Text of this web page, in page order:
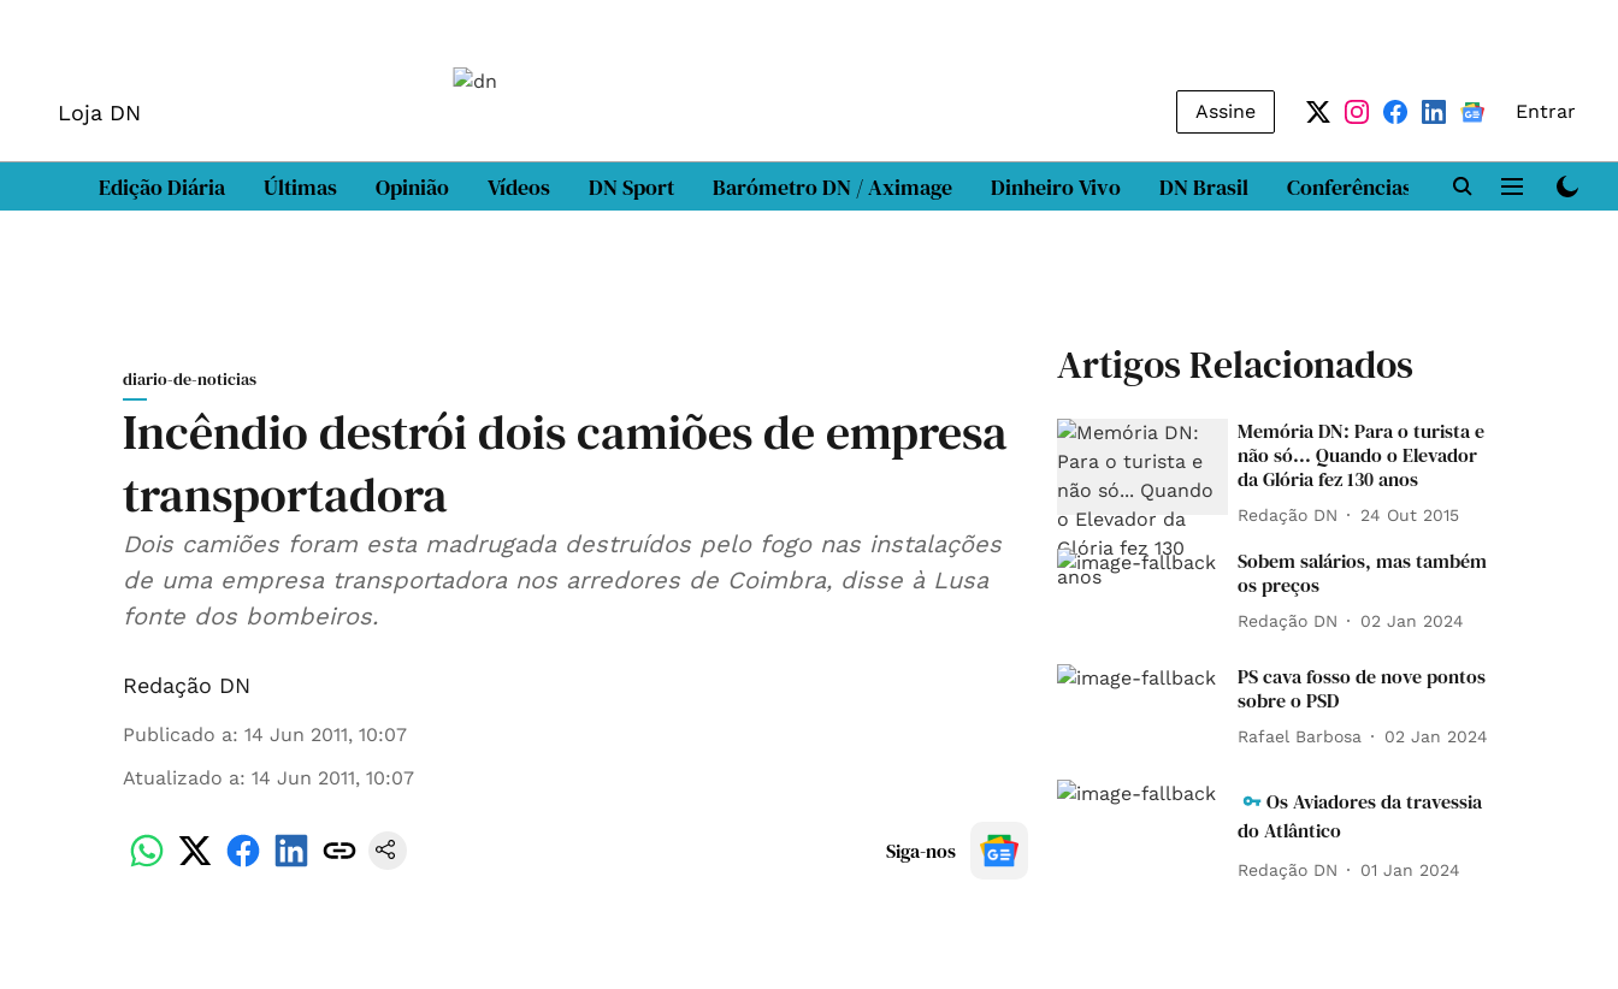
Loja DN Assine Entrar
Edição Diária Últimas Opinião Vídeos DN Sport Barómetro DN / Aximage Dinheiro Vivo DN Brasil Conferências DN LAB
diario-de-noticias
Incêndio destrói dois camiões de empresa
transportadora
Dois camiões foram esta madrugada destruídos pelo fogo nas instalações
de uma empresa transportadora nos arredores de Coimbra, disse à Lusa
fonte dos bombeiros.
Redação DN
Publicado a: 14 Jun 2011, 10:07
Atualizado a: 14 Jun 2011, 10:07
Siga-nos
Artigos Relacionados
Memória DN: Para o turista e
não só... Quando o Elevador
da Glória fez 130 anos
Redação DN 24 Out 2015
Sobem salários, mas também
os preços
Redação DN 02 Jan 2024
PS cava fosso de nove pontos
sobre o PSD
Rafael Barbosa 02 Jan 2024
Os Aviadores da travessia
do Atlântico
Redação DN 01 Jan 2024